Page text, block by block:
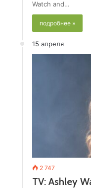
Watch and…
подробнее »
15 апреля
2 747
TV: Ashley